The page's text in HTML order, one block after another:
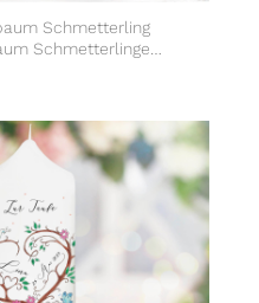
Schmetterling
Schmetterlinge
Datum und